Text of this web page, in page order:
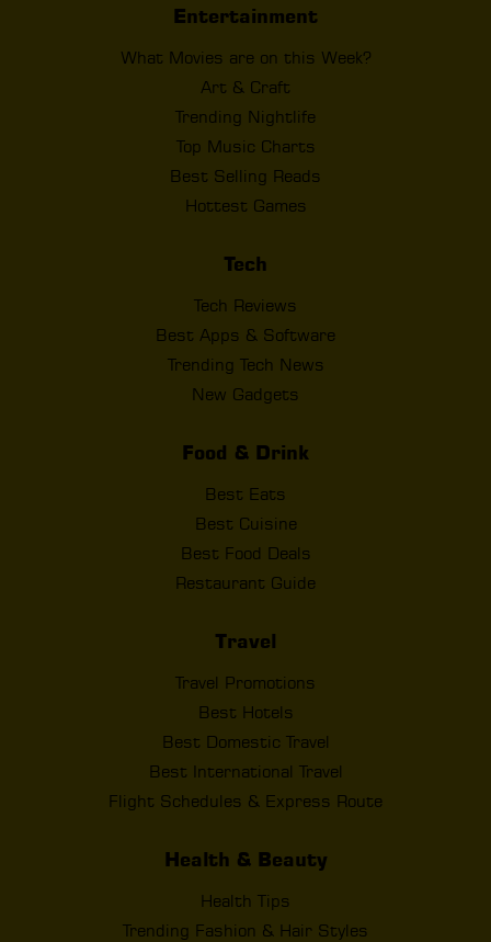
Entertainment
What Movies are on this Week?
Art & Craft
Trending Nightlife
Top Music Charts
Best Selling Reads
Hottest Games
Tech
Tech Reviews
Best Apps & Software
Trending Tech News
New Gadgets
Food & Drink
Best Eats
Best Cuisine
Best Food Deals
Restaurant Guide
Travel
Travel Promotions
Best Hotels
Best Domestic Travel
Best International Travel
Flight Schedules & Express Route
Health & Beauty
Health Tips
Trending Fashion & Hair Styles